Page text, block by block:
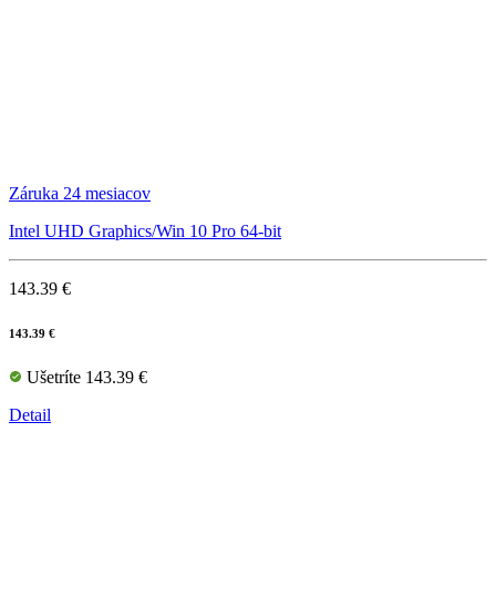
Záruka 24 mesiacov
Intel UHD Graphics/Win 10 Pro 64-bit
143.39 €
143.39 €
Ušetríte 143.39 €
Detail